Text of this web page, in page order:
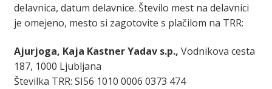
delavnica, datum delavnice. Število mest na delavnici
je omejeno, mesto si zagotovite s plačilom na TRR:
Ajurjoga, Kaja Kastner Yadav s.p., Vodnikova cesta
187, 1000 Ljubljana
Številka TRR: SI56 1010 0006 0373 474